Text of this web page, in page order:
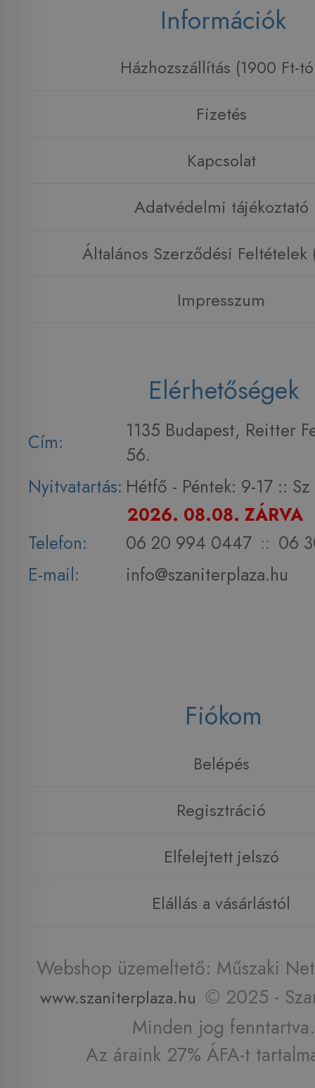
Információk
Házhozszállítás (1900 Ft-
Fizetés
Kapcsolat
Adatvédelmi tájékoztató
Általános Szerződési Feltételek
Impresszum
Elérhetőségek
Cím:
1135 Budapest, Reitter
56.
Nyitvatartás: Hétfő - Péntek: 9-17 :: Sz
2026. 08.08. ZÁRVA
Telefon:
06 20 994 0447 :: 06
E-mail:
info@szaniterplaza.hu
Fiókom
Belépés
Regisztráció
Elfelejtett jelszó
Elállás a vásárlástól
Webshop üzemeltető: Műszaki
www.szaniterplaza.hu © 2025 -
Minden jog fenntartva.
Az áraink 27% ÁFA-t